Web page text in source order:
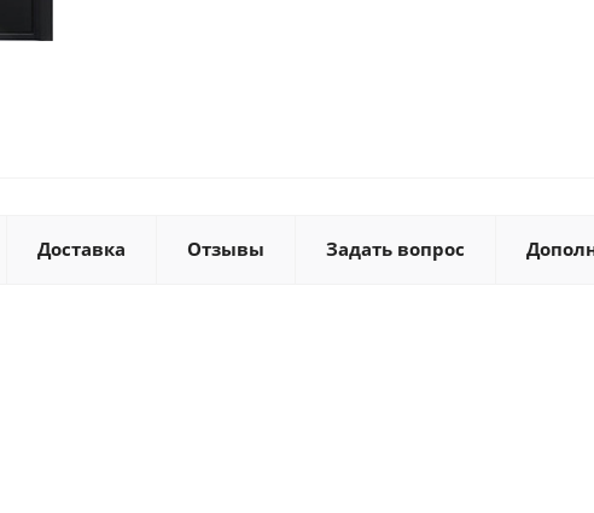
Доставка Отзывы Задать вопрос